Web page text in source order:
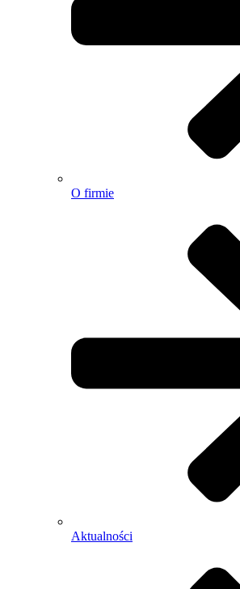
O firmie
Aktualności